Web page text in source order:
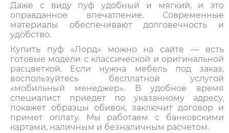
Даже с виду пуф удобный и мягкий, и это
оправданное впечатление. Современные
материалы обеспечивают долговечность и
удобство.
Купить пуф «Лорд» можно на сайте — есть
готовые модели с классической и оригинальной
расцветкой. Если нужна мебель под заказ,
воспользуйтесь бесплатной услугой
«мобильный менеджер». В удобное время
специалист приедет по указанному адресу,
покажет образцы обивок, заключит договор и
примет оплату. Мы работаем с банковскими
картами, наличным и безналичным расчетом.